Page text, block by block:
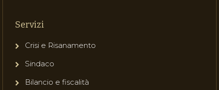
Servizi
Crisi e Risanamento
Sindaco
Bilancio e fiscalità